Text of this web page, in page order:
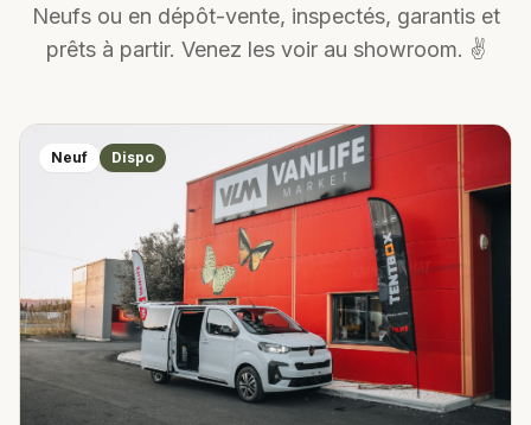
Neufs ou en dépôt-vente, inspectés, garantis et
prêts à partir. Venez les voir au showroom. ✌️
Dépôt-vente